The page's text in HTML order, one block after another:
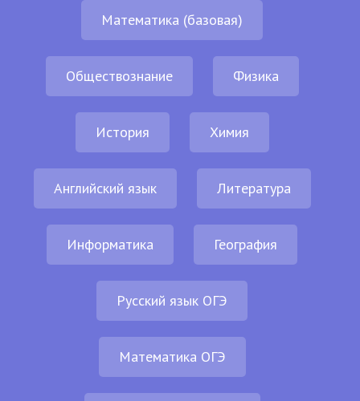
Математика (базовая)
Обществознание Физика
История Химия
Английский язык Литература
Информатика География
Русский язык ОГЭ
Математика ОГЭ